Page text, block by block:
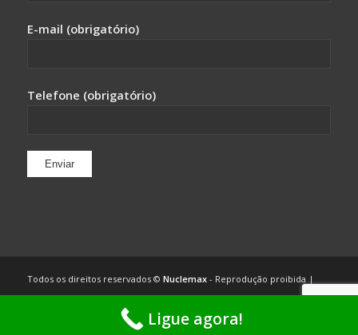
E-mail (obrigatório)
Telefone (obrigatório)
Todos os direitos reservados © Nuclemax- Reprodução proibida |
Enfold WordPress Theme by KriesiLigue agora!